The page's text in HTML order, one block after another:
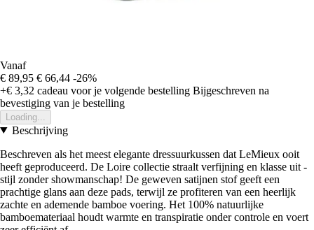
Vanaf
€ 89,95 € 66,44 -26%
+€ 3,32 cadeau voor je volgende bestelling Bijgeschreven na
bevestiging van je bestelling
Loading...
Beschrijving
Beschreven als het meest elegante dressuurkussen dat LeMieux ooit
heeft geproduceerd. De Loire collectie straalt verfijning en klasse uit -
stijl zonder showmanschap! De geweven satijnen stof geeft een
prachtige glans aan deze pads, terwijl ze profiteren van een heerlijk
zachte en ademende bamboe voering. Het 100% natuurlijke
bamboemateriaal houdt warmte en transpiratie onder controle en voert